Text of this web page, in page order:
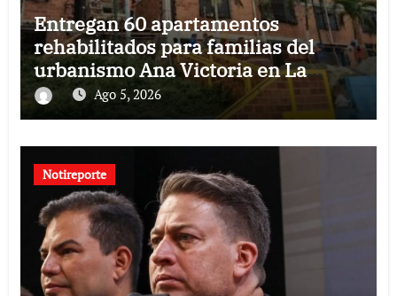
Entregan 60 apartamentos
rehabilitados para familias del
urbanismo Ana Victoria en La
GuairaAgo 5, 2026
Notireporte